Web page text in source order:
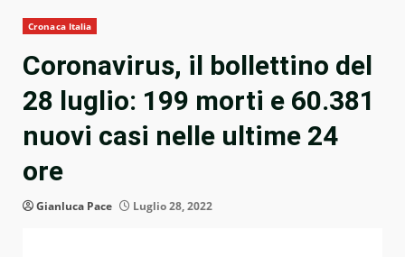
Cronaca Italia
Coronavirus, il bollettino del
28 luglio: 199 morti e 60.381
nuovi casi nelle ultime 24
ore
Gianluca Pace Luglio 28, 2022